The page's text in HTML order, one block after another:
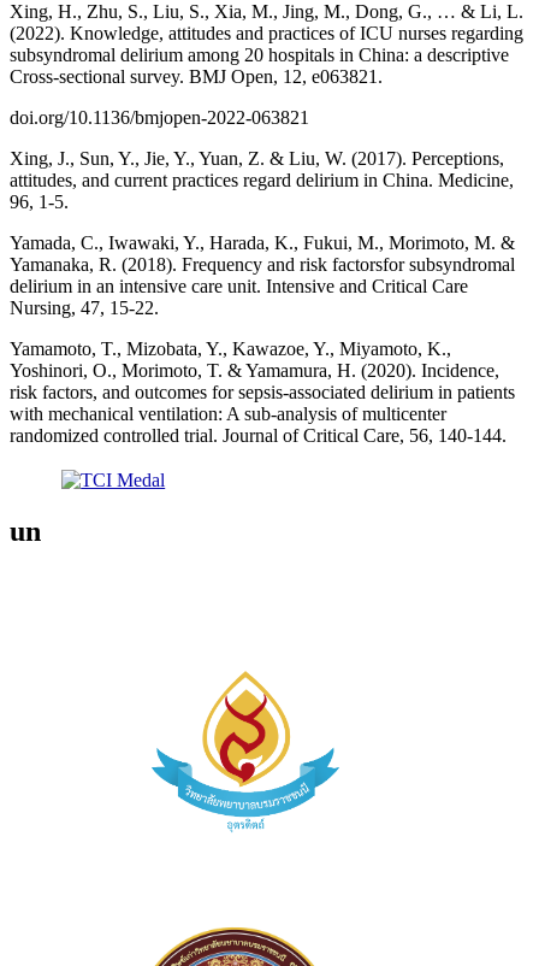
Xing, H., Zhu, S., Liu, S., Xia, M., Jing, M., Dong, G., … & Li, L.
(2022). Knowledge, attitudes and practices of ICU nurses regarding
subsyndromal delirium among 20 hospitals in China: a descriptive
Cross-sectional survey. BMJ Open, 12, e063821.
doi.org/10.1136/bmjopen-2022-063821
Xing, J., Sun, Y., Jie, Y., Yuan, Z. & Liu, W. (2017). Perceptions,
attitudes, and current practices regard delirium in China. Medicine,
96, 1-5.
Yamada, C., Iwawaki, Y., Harada, K., Fukui, M., Morimoto, M. &
Yamanaka, R. (2018). Frequency and risk factorsfor subsyndromal
delirium in an intensive care unit. Intensive and Critical Care
Nursing, 47, 15-22.
Yamamoto, T., Mizobata, Y., Kawazoe, Y., Miyamoto, K.,
Yoshinori, O., Morimoto, T. & Yamamura, H. (2020). Incidence,
risk factors, and outcomes for sepsis-associated delirium in patients
with mechanical ventilation: A sub-analysis of multicenter
randomized controlled trial. Journal of Critical Care, 56, 140-144.
un